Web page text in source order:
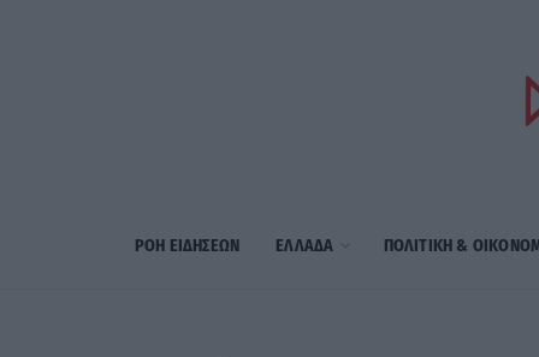
ΡΟΗ ΕΙΔΗΣΕΩΝ ΕΛΛΑΔΑ ΠΟΛΙΤΙΚΗ &